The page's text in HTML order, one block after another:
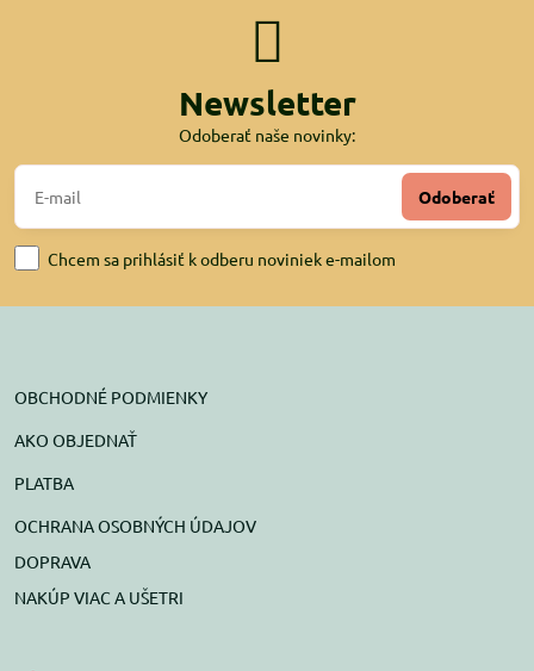
Newsletter
Odoberať naše novinky:
Odoberať
Chcem sa prihlásiť k odberu noviniek e-mailom
OBCHODNÉ PODMIENKY
AKO OBJEDNAŤ
PLATBA
OCHRANA OSOBNÝCH ÚDAJOV
DOPRAVA
NAKÚP VIAC A UŠETRI